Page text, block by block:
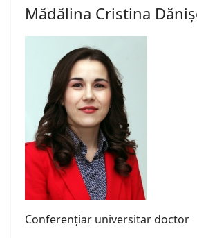
Mădălina Cristina
Conferențiar universitar doctor